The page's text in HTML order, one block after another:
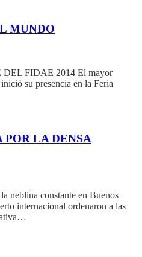
MUNDO
FIDAE 2014 El mayor
su presencia en la Feria
LA DENSA
neblina constante en Buenos
internacional ordenaron a las